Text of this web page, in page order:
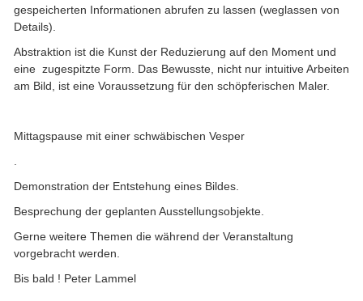
gespeicherten Informationen abrufen zu lassen (weglassen von
Details).
Abstraktion ist die Kunst der Reduzierung auf den Moment und
eine zugespitzte Form. Das Bewusste, nicht nur intuitive Arbeiten
am Bild, ist eine Voraussetzung für den schöpferischen Maler.
Mittagspause mit einer schwäbischen Vesper
Demonstration der Entstehung eines Bildes.
Besprechung der geplanten Ausstellungsobjekte.
Gerne weitere Themen die während der Veranstaltung
vorgebracht werden.
Bis bald ! Peter Lammel